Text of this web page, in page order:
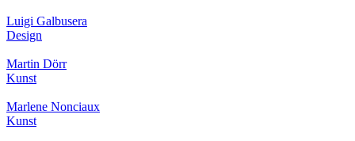
Luigi Galbusera
Design
Martin Dörr
Kunst
Marlene Nonciaux
Kunst